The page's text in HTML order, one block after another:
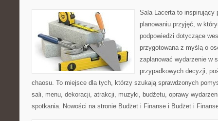
Sala Lacerta to inspirujący
planowaniu przyjęć, w
podpowiedzi dotyczące
przygotowana z myślą o
zaplanować wydarzenie w
przypadkowych decyzji,
chaosu. To miejsce dla tych, którzy szukają sprawdzonych
sali, menu, dekoracji, atrakcji, muzyki, budżetu, oprawy
spotkania. Nowości na stronie Budżet i Finanse i Budżet i